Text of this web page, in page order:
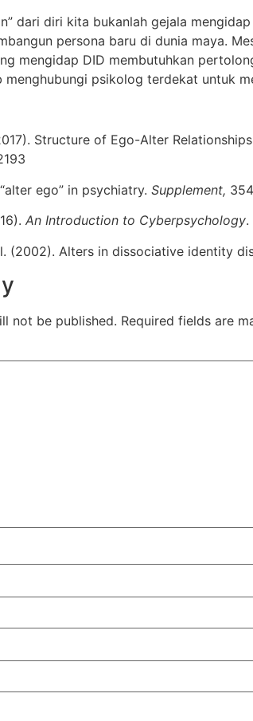
dari diri kita bukanlah gejala
persona baru di dunia maya.
mengidap DID membutuhkan
menghubungi psikolog terdekat untuk
Structure of Ego-Alter
ego” in psychiatry. Supplement,
An Introduction to Cyberpsychology.
(2002). Alters in dissociative identity
not be published. Required fields are